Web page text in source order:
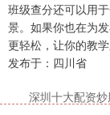
班级查分还可以用
景。如果你也在为
更轻松，让你的教学
发布于：四川省
深圳十大配资